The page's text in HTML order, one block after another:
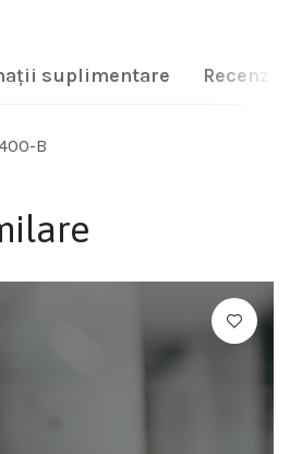
suplimentare Recenzii
B